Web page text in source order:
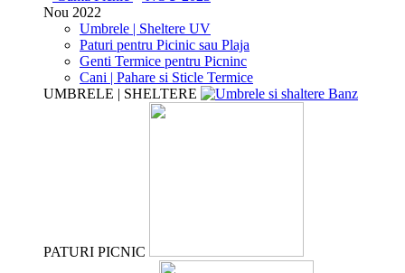
Nou 2022
Umbrele | Sheltere UV
Paturi pentru Picinic sau Plaja
Genti Termice pentru Picninc
Cani | Pahare si Sticle Termice
UMBRELE | SHELTERE
PATURI PICNIC